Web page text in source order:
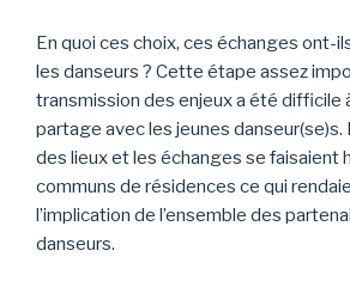
En quoi ces choix, ces échanges ont-
les danseurs ? Cette étape assez
transmission des enjeux a été difficile
partage avec les jeunes
des lieux et les échanges se faisaient
communs de résidences ce qui
l’implication de l’ensemble des
danseurs.